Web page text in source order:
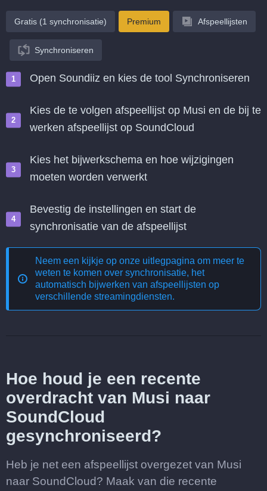
Gratis (1 synchronisatie) Premium Afspeellijsten
Synchroniseren
Open Soundiiz en kies de tool Synchroniseren
Kies de te volgen afspeellijst op Musi en de bij te
werken afspeellijst op SoundCloud
Kies het bijwerkschema en hoe wijzigingen
moeten worden verwerkt
Bevestig de instellingen en start de
synchronisatie van de afspeellijst
Neem een kijkje op onze uitlegpagina om meer te
weten te komen over synchronisatie, het
automatisch bijwerken van afspeellijsten op
verschillende streamingdiensten.
Hoe houd je een recente
overdracht van Musi naar
SoundCloud
gesynchroniseerd?
Heb je net een afspeellijst overgezet van Musi
naar SoundCloud? Maak van die recente